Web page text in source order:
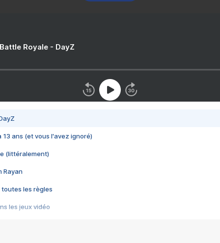
Royale - DayZ
13 ans (et vous l'avez ignoré)
(littéralement)
Rayan
toutes les règles
les jeux vidéo